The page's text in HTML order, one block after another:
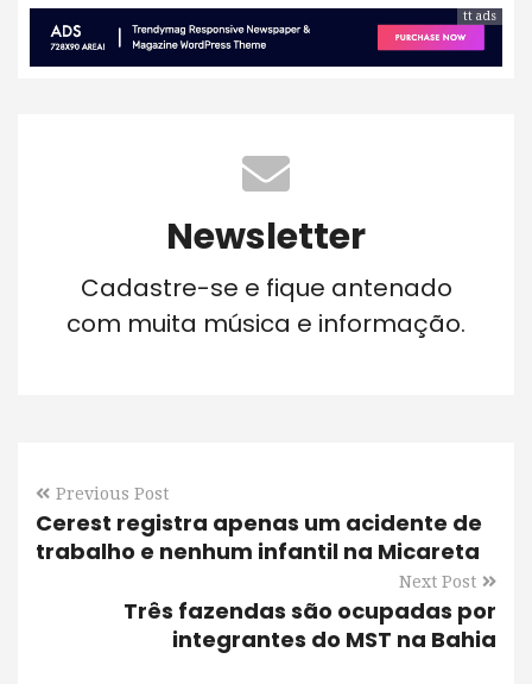
tt ads
Newsletter
Cadastre-se e fique antenado
com muita música e informação.
Previous Post
Cerest registra apenas um acidente de
trabalho e nenhum infantil na Micareta
Next Post
Três fazendas são ocupadas por
integrantes do MST na Bahia